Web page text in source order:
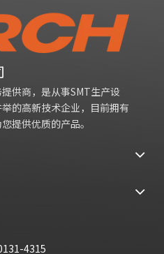
供商，是从事SMT生产设
的高新技术企业，目前拥有
提供优质的产品。
4315